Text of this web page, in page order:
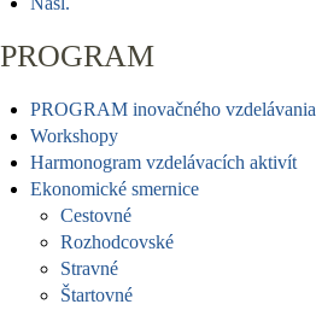
PROGRAM
PROGRAM inovačného vzdelávania
Workshopy
Harmonogram vzdelávacích aktivít
Ekonomické smernice
Cestovné
Rozhodcovské
Stravné
Štartovné